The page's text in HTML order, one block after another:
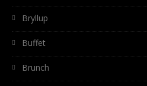
Bryllup
Buffet
Brunch